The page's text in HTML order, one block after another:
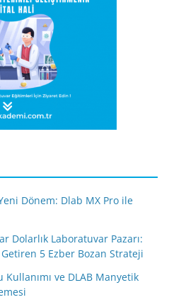
Dönem: Dlab MX Pro ile
Dolarlık Laboratuvar Pazarı:
5 Ezber Bozan Strateji
ve DLAB Manyetik